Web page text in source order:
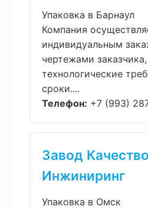
Упаковка в Барнаул
Компания
индивидуальным
чертежами
технологические
сроки....
Телефон: +7 (993)
Завод Качество
Инжиниринг
Упаковка в Омск